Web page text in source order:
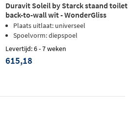
Duravit Soleil by Starck staand toilet
back-to-wall wit - WonderGliss
Plaats uitlaat: universeel
Spoelvorm: diepspoel
Levertijd: 6 - 7 weken
615,18